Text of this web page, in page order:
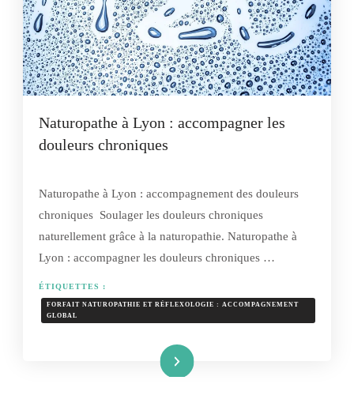
Naturopathe à Lyon : accompagner les
douleurs chroniques
Naturopathe à Lyon : accompagnement des douleurs
chroniques Soulager les douleurs chroniques
naturellement grâce à la naturopathie. Naturopathe à
Lyon : accompagner les douleurs chroniques …
ÉTIQUETTES :
FORFAIT NATUROPATHIE ET RÉFLEXOLOGIE : ACCOMPAGNEMENT
GLOBAL
Lire la suite